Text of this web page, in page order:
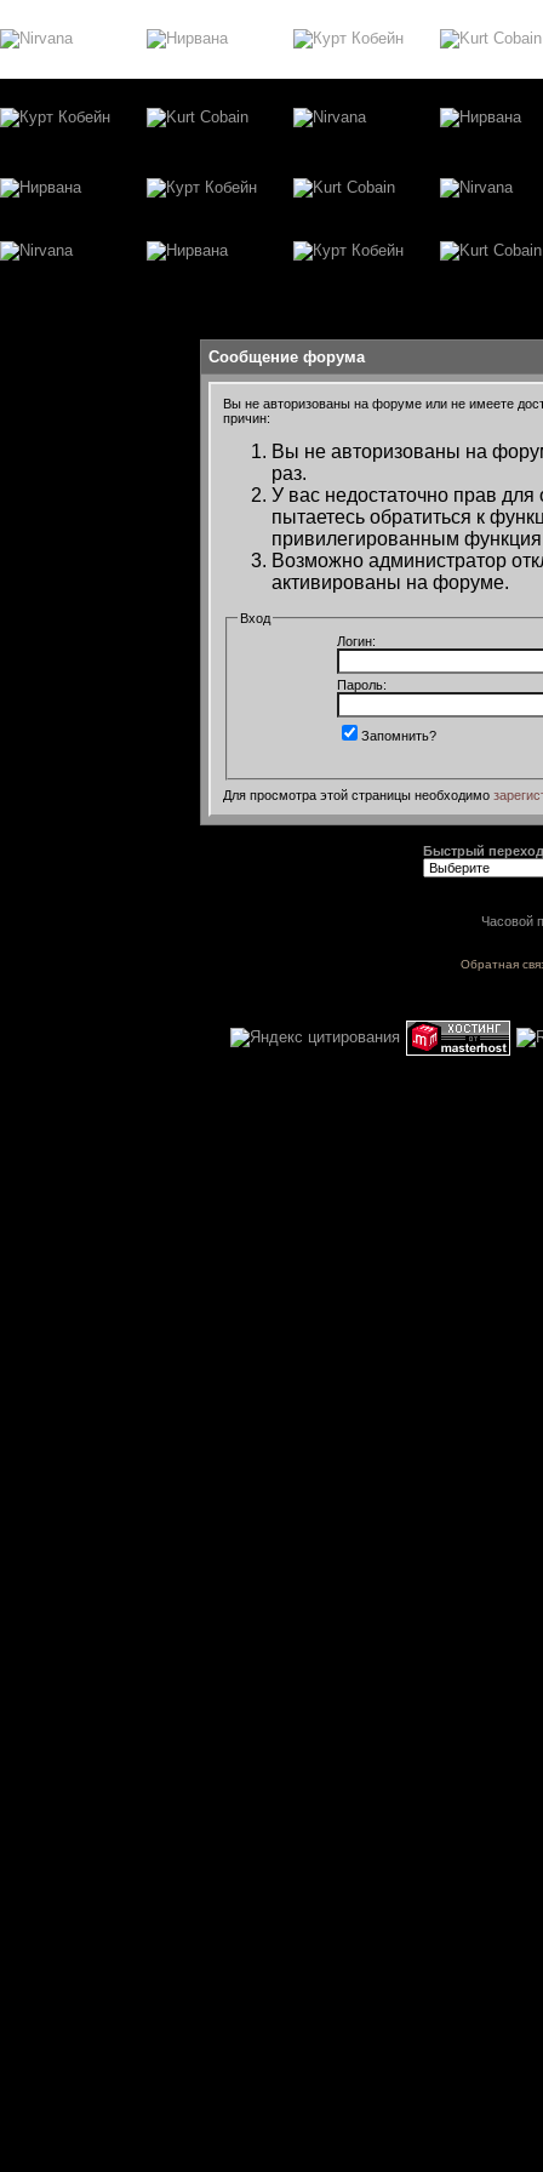
Сообщение форума
Вы не авторизованы на форуме или не имеете
причин:
Вы не авторизованы на
раз.
У вас недостаточно прав
пытаетесь обратиться к
привилегированным
Возможно администратор
активированы на форуме.
Вход
Логин:
Пароль:
Запомнить?
Для просмотра этой страницы необходимо
Быстрый переход
Часовой
Обратная